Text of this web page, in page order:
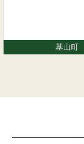
基山町